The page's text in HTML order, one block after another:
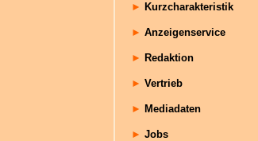
► Kurzcharakteristik
► Anzeigenservice
► Redaktion
► Vertrieb
► Mediadaten
► Jobs